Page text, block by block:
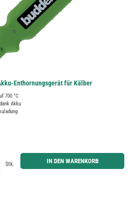
Enthornungsgerät für Kälber
700 °C
Akku
Wert ein oder benutze die Schaltflächen um die Anzahl zu
Stk. IN DEN WARENKORB